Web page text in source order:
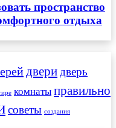
пространство
отдыха
двери дверь
комнаты правильно
советы создания